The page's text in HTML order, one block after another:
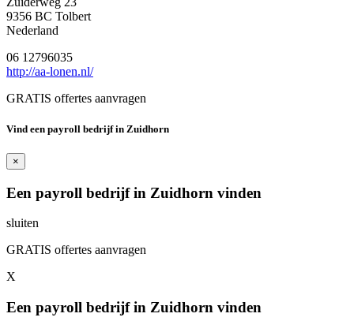
9356 BC Tolbert
Nederland
06 12796035
http://aa-lonen.nl/
GRATIS offertes aanvragen
Vind een payroll bedrijf in Zuidhorn
×
Een payroll bedrijf in Zuidhorn vinden
sluiten
GRATIS offertes aanvragen
X
Een payroll bedrijf in Zuidhorn vinden